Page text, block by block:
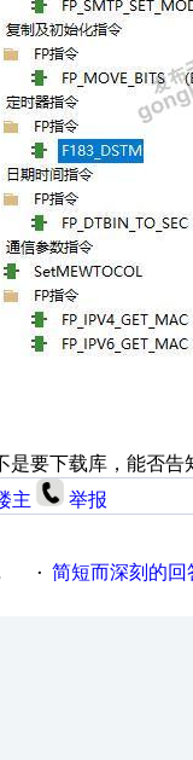
是要下载库，能否告
主 举报
· 简短而深刻的回答